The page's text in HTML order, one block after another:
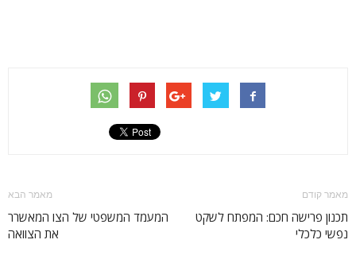
מאמר קודם
תכנון פרישה חכם: המפתח לשקט
נפשי כלכלי
מאמר הבא
המעמד המשפטי של הצו המאשרר
את הצוואה